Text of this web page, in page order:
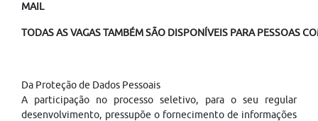
MAIL
TODAS AS VAGAS TAMBÉM SÃO DISPONÍVEIS PARA PESSOAS
Da Proteção de Dados Pessoais
A participação no processo seletivo, para o seu regular
desenvolvimento, pressupõe o fornecimento de informações